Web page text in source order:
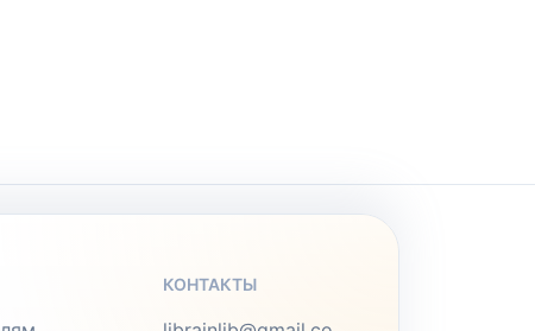
КОНТАКТЫ